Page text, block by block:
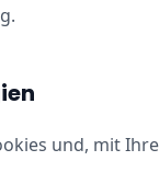
und, mit